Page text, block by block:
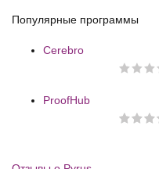
Популярные программы
Cerebro
ProofHub